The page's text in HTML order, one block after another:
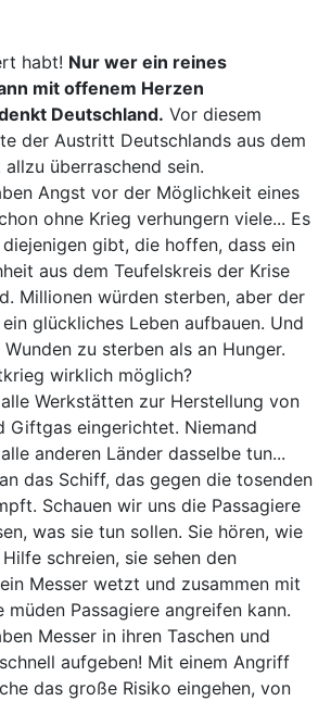
habt! Nur wer ein reines
mit offenem Herzen
Deutschland. Vor diesem
der Austritt Deutschlands aus dem
überraschend sein.
Angst vor der Möglichkeit eines
ohne Krieg verhungern viele... Es
gibt, die hoffen, dass ein
aus dem Teufelskreis der Krise
Millionen würden sterben, aber der
glückliches Leben aufbauen. Und
zu sterben als an Hunger.
wirklich möglich?
Werkstätten zur Herstellung von
Giftgas eingerichtet. Niemand
anderen Länder dasselbe tun...
das Schiff, das gegen die tosenden
Schauen wir uns die Passagiere
was sie tun sollen. Sie hören, wie
schreien, sie sehen den
Messer wetzt und zusammen mit
müden Passagiere angreifen kann.
Messer in ihren Taschen und
aufgeben! Mit einem Angriff
das große Risiko eingehen, von